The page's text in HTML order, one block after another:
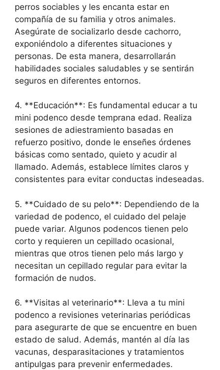
perros sociables y les encanta estar en
compañía de su familia y otros animales.
Asegúrate de socializarlo desde cachorro,
exponiéndolo a diferentes situaciones y
personas. De esta manera, desarrollarán
habilidades sociales saludables y se sentirán
seguros en diferentes entornos.
4. **Educación**: Es fundamental educar a tu
mini podenco desde temprana edad. Realiza
sesiones de adiestramiento basadas en
refuerzo positivo, donde le enseñes órdenes
básicas como sentado, quieto y acudir al
llamado. Además, establece límites claros y
consistentes para evitar conductas indeseadas.
5. **Cuidado de su pelo**: Dependiendo de la
variedad de podenco, el cuidado del pelaje
puede variar. Algunos podencos tienen pelo
corto y requieren un cepillado ocasional,
mientras que otros tienen pelo más largo y
necesitan un cepillado regular para evitar la
formación de nudos.
6. **Visitas al veterinario**: Lleva a tu mini
podenco a revisiones veterinarias periódicas
para asegurarte de que se encuentre en buen
estado de salud. Además, mantén al día las
vacunas, desparasitaciones y tratamientos
antipulgas para prevenir enfermedades.